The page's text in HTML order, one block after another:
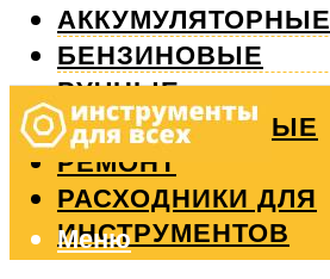
АККУМУЛЯТОРНЫЕ
БЕНЗИНОВЫЕ
РУЧНЫЕ
ИЗМЕРИТЕЛЬНЫЕ
РЕМОНТ
РАСХОДНИКИ ДЛЯ
ИНСТРУМЕНТОВ
Меню